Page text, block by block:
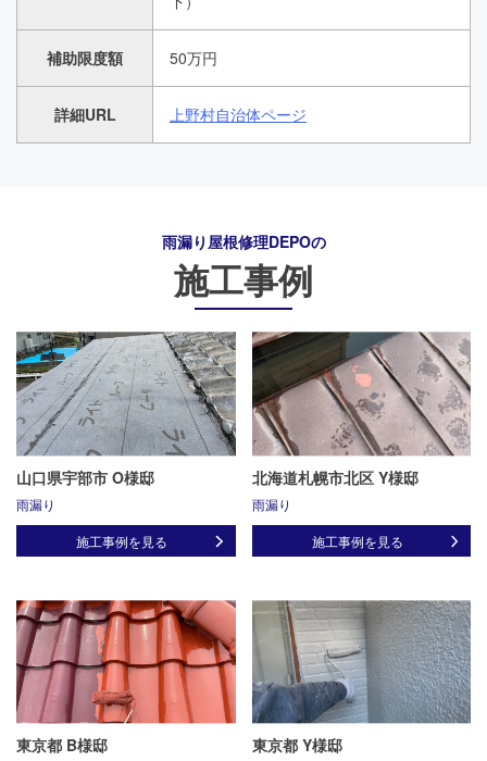
補助限度額 50万円
詳細URL 上野村自治体ページ
雨漏り屋根修理DEPOの
施工事例
山口県宇部市 O様邸
雨漏り
施工事例を見る
北海道札幌市北区 Y様邸
雨漏り
施工事例を見る
東京都 B様邸 東京都 Y様邸